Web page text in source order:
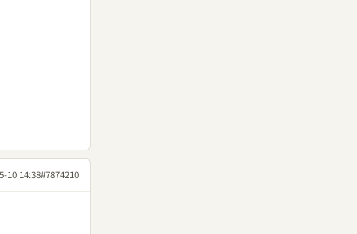
10 14:38#7874210